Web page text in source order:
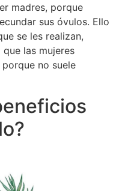
madres, porque
sus óvulos. Ello
se les realizan,
las mujeres
no suele